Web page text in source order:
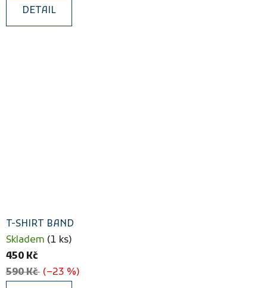
DETAIL
T-SHIRT BAND
Skladem (1 ks)
450 Kč
590 Kč (–23 %)